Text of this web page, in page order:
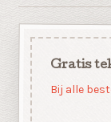
Gratis
Bij alle